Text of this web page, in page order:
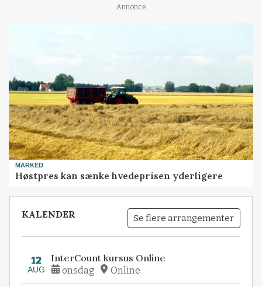
Annonce
MARKED
Høstpres kan sænke hvedeprisen yderligere
KALENDER Se flere arrangementer
12
AUG
InterCount kursus Online
onsdag Online